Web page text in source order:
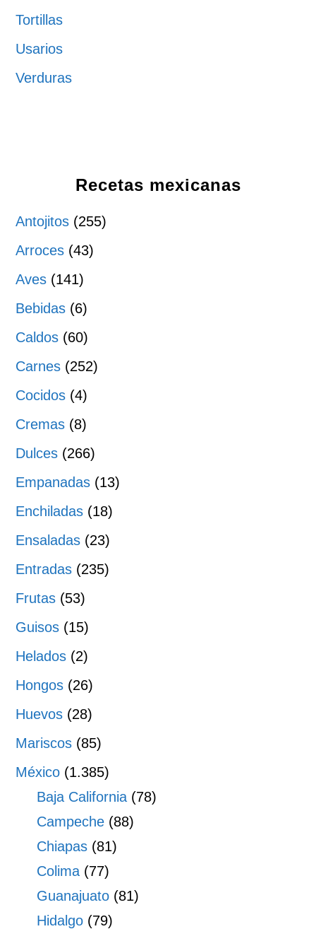
Tortillas
Usarios
Verduras
Recetas mexicanas
Antojitos (255)
Arroces (43)
Aves (141)
Bebidas (6)
Caldos (60)
Carnes (252)
Cocidos (4)
Cremas (8)
Dulces (266)
Empanadas (13)
Enchiladas (18)
Ensaladas (23)
Entradas (235)
Frutas (53)
Guisos (15)
Helados (2)
Hongos (26)
Huevos (28)
Mariscos (85)
México (1.385)
Baja California (78)
Campeche (88)
Chiapas (81)
Colima (77)
Guanajuato (81)
Hidalgo (79)